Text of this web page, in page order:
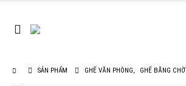
SẢN PHẨM GHẾ VĂN PHÒNG, GHẾ BĂNG CHỜ